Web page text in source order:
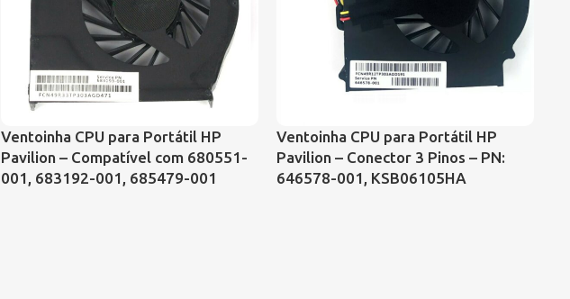
Ventoinha CPU para Portátil HP
Pavilion – Compatível com 680551-
001, 683192-001, 685479-001
Ventoinha CPU para Portátil HP
Pavilion – Conector 3 Pinos – PN:
646578-001, KSB06105HA